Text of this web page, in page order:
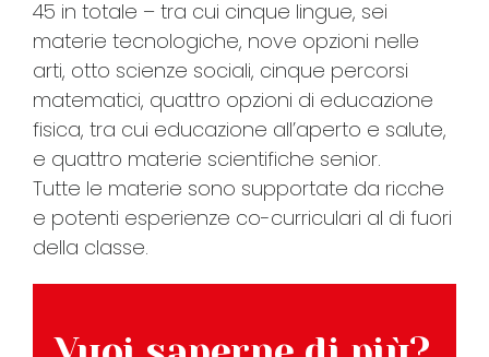
45 in totale – tra cui cinque lingue, sei
materie tecnologiche, nove opzioni nelle
arti, otto scienze sociali, cinque percorsi
matematici, quattro opzioni di educazione
fisica, tra cui educazione all’aperto e salute,
e quattro materie scientifiche senior.
Tutte le materie sono supportate da ricche
e potenti esperienze co-curriculari al di fuori
della classe.